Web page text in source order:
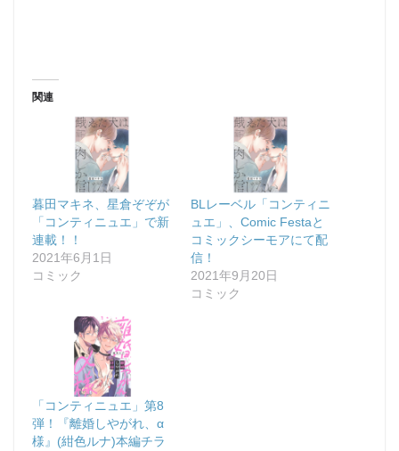
関連
暮田マキネ、星倉ぞぞが
「コンティニュエ」で新
連載！！
2021年6月1日
コミック
BLレーベル「コンティニ
ュエ」、Comic Festaと
コミックシーモアにて配
信！
2021年9月20日
コミック
「コンティニュエ」第8
弾！『離婚しやがれ、α
様』(紺色ルナ)本編チラ